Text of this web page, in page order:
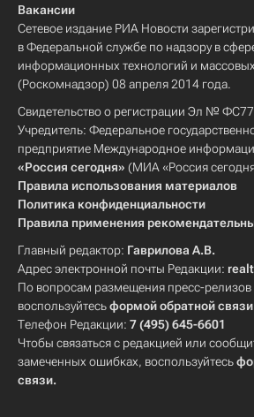
Вакансии
Сетевое издание РИА Новости
в Федеральной службе по надзору в
информационных технологий и
(Роскомнадзор) 08 апреля 2014 года.
Свидетельство о регистрации Эл №
Учредитель: Федеральное
предприятие Международное
«Россия сегодня» (МИА «Россия
Правила использования материалов
Политика конфиденциальности
Правила применения
Главный редактор: Гаврилова А.В.
Адрес электронной почты Редакции:
По вопросам размещения пресс-
воспользуйтесьформой обратной связи
Телефон Редакции: 7 (495) 645-6601
Чтобы связаться с редакцией или
замеченных ошибках, воспользуйтесь
связи.